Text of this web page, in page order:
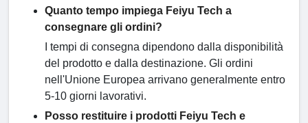
Quanto tempo impiega Feiyu Tech a
consegnare gli ordini?
I tempi di consegna dipendono dalla disponibilità
del prodotto e dalla destinazione. Gli ordini
nell'Unione Europea arrivano generalmente entro
5-10 giorni lavorativi.
Posso restituire i prodotti Feiyu Tech e